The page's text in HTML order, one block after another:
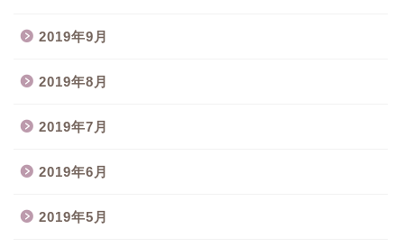
2019年9月
2019年8月
2019年7月
2019年6月
2019年5月